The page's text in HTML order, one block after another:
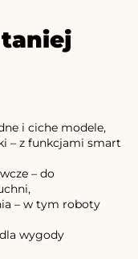
i ciche modele,
– z funkcjami smart
– do
– w tym roboty
wygody